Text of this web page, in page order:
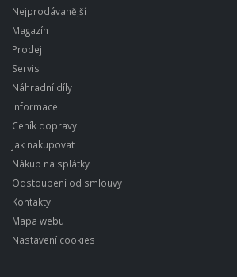
Nejprodávanější
Magazín
Prodej
Servis
Náhradní díly
Informace
Ceník dopravy
Jak nakupovat
Nákup na splátky
Odstoupení od smlouvy
Kontakty
Mapa webu
Nastavení cookies